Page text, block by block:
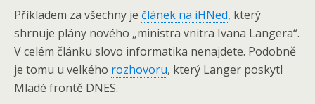
Příkladem za všechny je článek na iHNed, který
shrnuje plány nového „ministra vnitra Ivana Langera“.
V celém článku slovo informatika nenajdete. Podobně
je tomu u velkého rozhovoru, který Langer poskytl
Mladé frontě DNES.